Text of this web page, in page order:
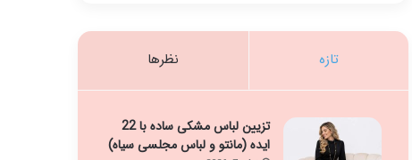
تازه نظرها
تزیین لباس مشکی ساده با 22
ایده (مانتو و لباس مجلسی سیاه)